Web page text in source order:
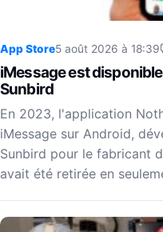
App Store5 août 2026 à 18:39
iMessage est
Sunbird
En 2023, l'application
iMessage sur Android,
Sunbird pour le fabricant
avait été retirée en